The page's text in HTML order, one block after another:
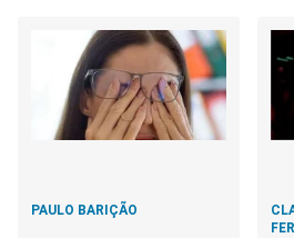
PAULO BARIÇÃO